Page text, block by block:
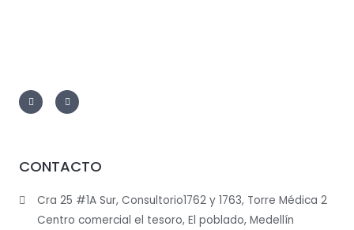
CONTACTO
Cra 25 #1A Sur, Consultorio1762 y 1763, Torre Médica 2
Centro comercial el tesoro, El poblado, Medellín